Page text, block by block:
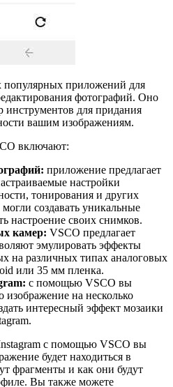
приложений для
фотографий. Оно
инструментов для придания
вашим изображениям.
включают:
приложение предлагает
настройки
тонирования и других
создавать уникальные
настроение своих снимков.
камер: VSCO предлагает
эмулировать эффекты
на различных типах аналоговых
или 35 мм пленка.
с помощью VSCO вы
изображение на несколько
интересный эффект мозаики
с помощью VSCO вы
будет находиться в
фрагменты и как они будут
Вы также можете